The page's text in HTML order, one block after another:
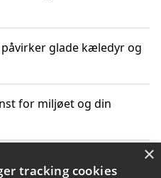
glade kæledyr og
for miljøet og din
hjælpe med at reducere×
tracking cookies